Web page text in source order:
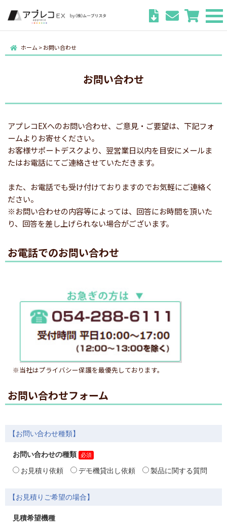
ホーム >お問い合わせ
お問い合わせ
アプレコEXへのお問い合わせ、ご意見・ご要望は、下記フォ
ームよりお寄せください。
お客様サポートデスクより、翌営業日以内を目安にメールま
たはお電話にてご連絡させていただきます。
また、お電話でも受け付けておりますのでお気軽にご連絡く
ださい。
※お問い合わせの内容等によっては、回答にお時間を頂いた
り、回答を差し上げられない場合がございます。
お電話でのお問い合わせ
※当社はプライバシー保護を最優先しております。
お問い合わせフォーム